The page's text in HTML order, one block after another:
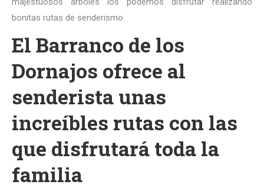
bonitas rutas de senderismo.
El Barranco de los
Dornajos ofrece al
senderista unas
increíbles rutas con las
que disfrutará toda la
familia